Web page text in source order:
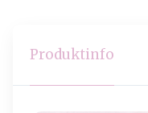
Produktinfo